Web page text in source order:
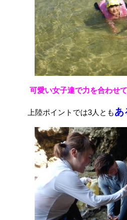
可愛い女子達で力を合わせ
上陸ポイントでは3人ともあ